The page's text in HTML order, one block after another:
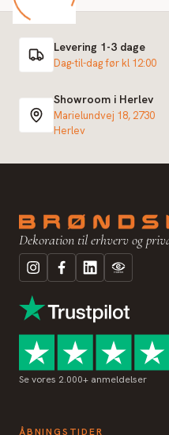
Levering 1-3 dage
Dag-til-dag før kl 12:00
Showroom i Herlev
Marielundvej 18, 2730
Herlev
Dekoration til erhverv og
Se vores 2.000+ anmeldelser
ÅBNINGSTIDER